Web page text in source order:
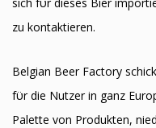
zu kontaktieren.
Belgian Beer Factory
fϋr die Nutzer in ganz
Palette von Produkten,